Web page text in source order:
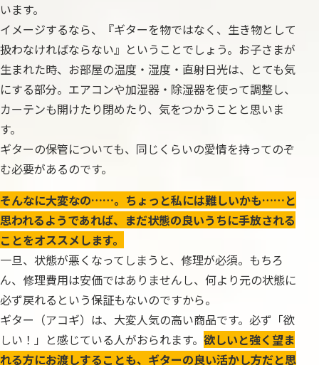
います。
イメージするなら、『ギターを物ではなく、生き物として
扱わなければならない』ということでしょう。お子さまが
生まれた時、お部屋の温度・湿度・直射日光は、とても気
にする部分。エアコンや加湿器・除湿器を使って調整し、
カーテンも開けたり閉めたり、気をつかうことと思いま
す。
ギターの保管についても、同じくらいの愛情を持ってのぞ
む必要があるのです。
そんなに大変なの……。ちょっと私には難しいかも……と
思われるようであれば、まだ状態の良いうちに手放される
ことをオススメします。
一旦、状態が悪くなってしまうと、修理が必須。もちろ
ん、修理費用は安価ではありませんし、何より元の状態に
必ず戻れるという保証もないのですから。
ギター（アコギ）は、大変人気の高い商品です。必ず「欲
しい！」と感じている人がおられます。 欲しいと強く望ま
れる方にお渡しすることも、ギターの良い活かし方だと思